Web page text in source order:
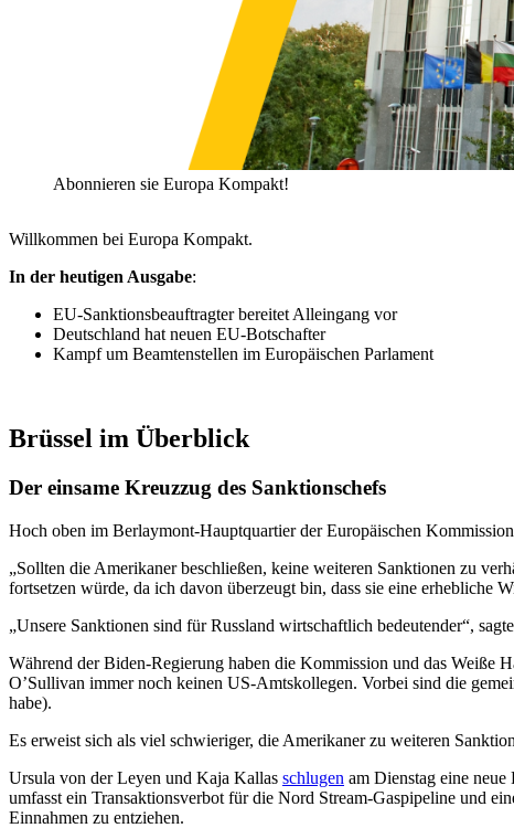
Abonnieren sie Europa Kompakt!
Willkommen bei Europa Kompakt.
In der heutigen Ausgabe:
EU-Sanktionsbeauftragter bereitet Alleingang vor
Deutschland hat neuen EU-Botschafter
Kampf um Beamtenstellen im Europäischen Parlament
Brüssel im Überblick
Der einsame Kreuzzug des Sanktionschefs
Hoch oben im Berlaymont-Hauptquartier der Europäischen
„Sollten die Amerikaner beschließen, keine weiteren Sanktionen zu
fortsetzen würde, da ich davon überzeugt bin, dass sie eine
„Unsere Sanktionen sind für Russland wirtschaftlich bedeutender“,
Während der Biden-Regierung haben die Kommission und das Weiße
O’Sullivan immer noch keinen US-Amtskollegen. Vorbei sind die
habe).
Es erweist sich als viel schwieriger, die Amerikaner zu weiteren
Ursula von der Leyen und Kaja Kallas schlugen am Dienstag eine
umfasst ein Transaktionsverbot für die Nord Stream-Gaspipeline und
Einnahmen zu entziehen.